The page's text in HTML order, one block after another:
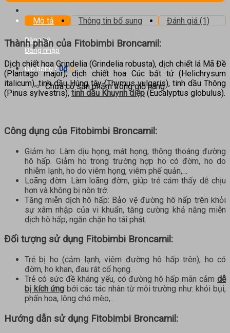
Đăng ký
Đăng nhập
Giỏ hàng /0₫ 0
Chưa có sản phẩm trong giỏ hàng.
Mô tả Thông tin bổ sung Đánh giá (1)
Thành phần của Fitobimbi Broncamil :
Dịch chiết hoa Grindelia (Grindelia robusta), dịch chiết lá Mã Đề
(Plantago major), dịch chiết hoa Cúc bất tử (Helichrysum
italicum), tinh dầu Húng tây (Thymus vulgaris), tinh dầu Thông
(Pinus sylvestris), tinh dầu Khuynh diệp (Eucalyptus globulus).
Công dụng của Fitobimbi Broncamil :
Giảm ho: Làm dịu họng, mát họng, thông thoáng đường
hô hấp. Giảm ho trong trường hợp ho có đờm, ho do
nhiễm lạnh, ho do viêm họng, viêm phế quản,…
Loãng đờm: Làm loãng đờm, giúp trẻ cảm thấy dễ chịu
hơn và không bị nôn trớ.
Tăng miễn dịch hô hấp: Bảo vệ đường hô hấp trên khỏi
sự xâm nhập của vi khuẩn, tăng cường khả năng miễn
dịch hô hấp, ngăn chặn ho tái phát.
Đối tượng sử dụng Fitobimbi Broncamil :
Trẻ bị ho (cảm lạnh, viêm đường hô hấp trên), ho có
đờm, ho khan, đau rát cổ họng.
Trẻ có sức đề kháng yếu, có đường hô hấp mãn cảm dễ
bị kích ứng bởi các tác nhân từ môi trường như: khói bụi,
phấn hoa, lông chó mèo,..
Hướng dẫn sử dụng Fitobimbi Broncamil: